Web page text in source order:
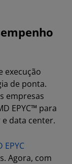
execução
de ponta.
empresas
EPYC™ para
data center.
EPYC
Agora, com